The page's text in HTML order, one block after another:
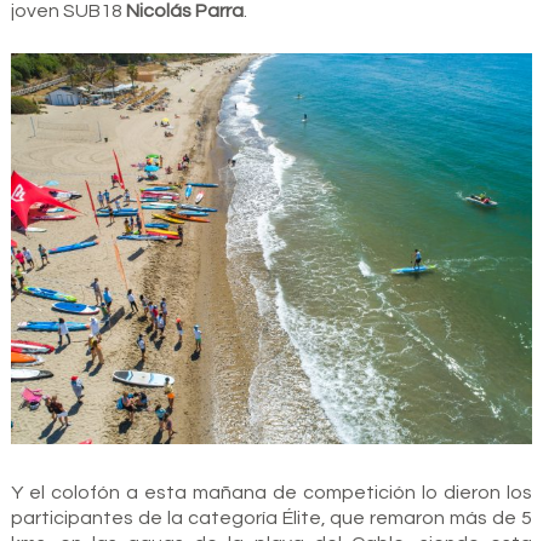
joven SUB18 Nicolás Parra.
Y el colofón a esta mañana de competición lo dieron los
participantes de la categoría Élite, que remaron más de 5